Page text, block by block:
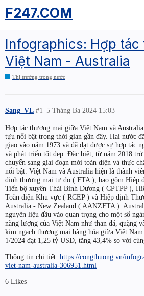
F247.COM
Infographics: Hợp tác
Việt Nam - Australia
Thị trường trong nước
Sang_VL 5 Tháng Ba 2024 15:03
#1
Hợp tác thương mại giữa Việt Nam và
tựu nổi bật trong thời gian gần đây. Hai nước
giao vào năm 1973 và đã đạt được sự hợp tác
và phát triển tốt đẹp. Đặc biệt, từ năm 2018 trở
chuyển sang giai đoạn mới toàn diện và thực
nổi bật. Việt Nam và Australia hiện là thành
định thương mại tự do ( FTA ), bao gồm Hiệp
Tiến bộ xuyên Thái Bình Dương ( CPTPP ),
Toàn diện Khu vực ( RCEP ) và Hiệp định
Australia - New Zealand ( AANZFTA ).
nguyên liệu đầu vào quan trọng cho một số
năng lượng của Việt Nam như than đá, quặng
kim ngạch thương mại hàng hóa giữa Việt
1/2024 đạt 1,25 tỷ USD, tăng 43,4% so với
Thông tin chi tiết: https://congthuong.vn/
viet-nam-australia-306951.html
6 Likes